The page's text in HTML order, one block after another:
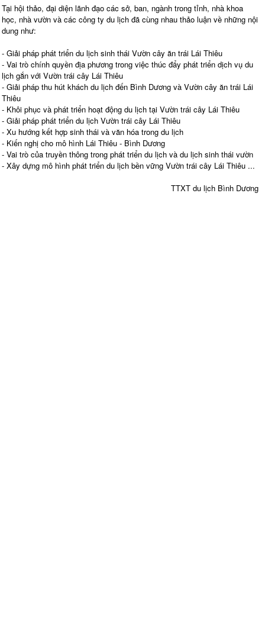
Tại hội thảo, đại diện lãnh đạo các sở, ban, ngành trong tỉnh, nhà khoa
học, nhà vườn và các công ty du lịch đã cùng nhau thảo luận về những nội
dung như:
- Giải pháp phát triển du lịch sinh thái Vườn cây ăn trái Lái Thiêu
- Vai trò chính quyền địa phương trong việc thúc đẩy phát triển dịch vụ du
lịch gắn với Vườn trái cây Lái Thiêu
- Giải pháp thu hút khách du lịch đến Bình Dương và Vườn cây ăn trái Lái
Thiêu
- Khôi phục và phát triển hoạt động du lịch tại Vườn trái cây Lái Thiêu
- Giải pháp phát triển du lịch Vườn trái cây Lái Thiêu
- Xu hướng kết hợp sinh thái và văn hóa trong du lịch
- Kiến nghị cho mô hình Lái Thiêu - Bình Dương
- Vai trò của truyền thông trong phát triển du lịch và du lịch sinh thái vườn
- Xây dựng mô hình phát triển du lịch bền vững Vườn trái cây Lái Thiêu ...
TTXT du lịch Bình Dương